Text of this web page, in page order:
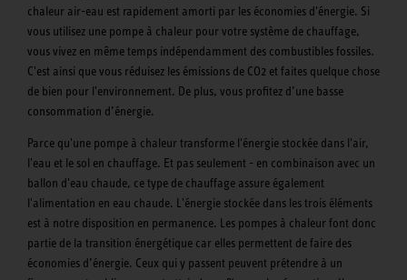
chaleur air-eau est rapidement amorti par les économies d'énergie. Si
vous utilisez une pompe à chaleur pour votre système de chauffage,
vous vivez en même temps indépendamment des combustibles fossiles.
C'est ainsi que vous réduisez les émissions de CO2 et faites quelque chose
de bien pour l'environnement. De plus, vous profitez d’une basse
consommation d’énergie.
Parce qu'une pompe à chaleur transforme l'énergie stockée dans l'air,
l'eau et le sol en chauffage. Et pas seulement - en combinaison avec un
ballon d'eau chaude, ce type de chauffage assure également
l'alimentation en eau chaude. L'énergie stockée dans les trois éléments
est à notre disposition en permanence. Les pompes à chaleur font donc
partie de la transition énergétique car elles permettent de faire des
économies d’énergie. Ceux qui y passent peuvent prétendre à un